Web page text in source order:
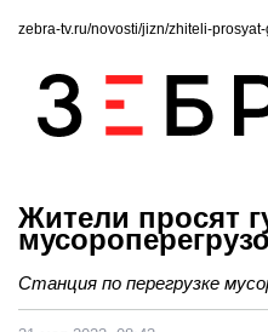
zebra-tv.ru/novosti/jizn/zhiteli-
Жители просят
Станция по перегрузке